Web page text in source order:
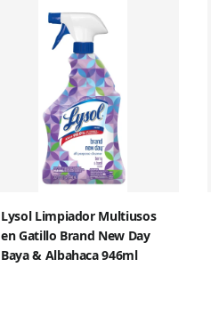
Lysol Limpiador Multiusos
en Gatillo Brand New Day
Baya & Albahaca 946ml